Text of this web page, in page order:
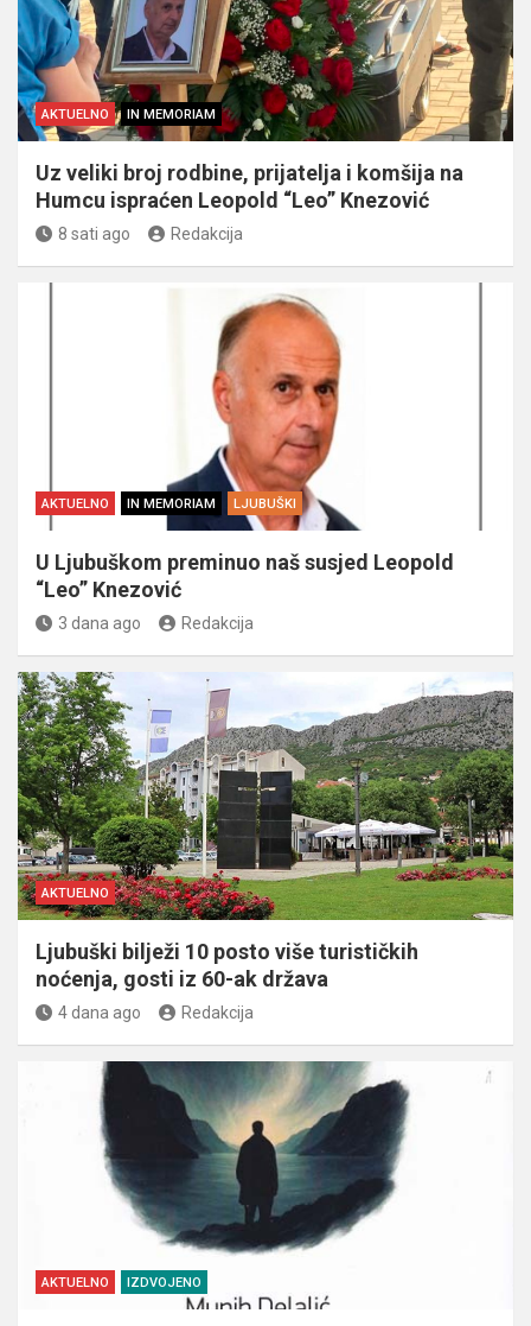
AKTUELNO IN MEMORIAM
Uz veliki broj rodbine, prijatelja i komšija na
Humcu ispraćen Leopold “Leo” Knezović
8 sati ago Redakcija
AKTUELNO IN MEMORIAM LJUBUŠKI
U Ljubuškom preminuo naš susjed Leopold
“Leo” Knezović
3 dana ago Redakcija
AKTUELNO
Ljubuški bilježi 10 posto više turističkih
noćenja, gosti iz 60-ak država
4 dana ago Redakcija
AKTUELNO IZDVOJENO